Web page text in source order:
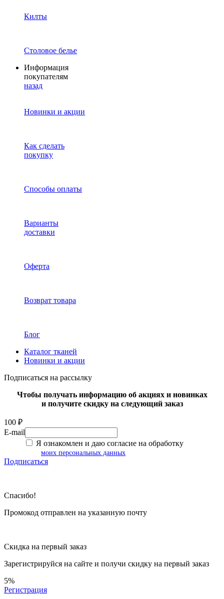
Килты
Столовое белье
Информация
покупателям
назад
Новинки и акции
Как сделать
покупку
Способы оплаты
Варианты
доставки
Оферта
Возврат товара
Блог
Каталог тканей
Новинки и акции
Подписаться на рассылку
Чтобы получать информацию об акциях и новинках
и получите скидку на следующий заказ
100 ₽
E-mail
Я ознакомлен и даю согласие на обработку
моих персональных данных
Подписаться
Спасибо!
Промокод отправлен на указанную почту
Скидка на первый заказ
Зарегистрируйся на сайте и получи скидку на первый заказ
5%
Регистрация